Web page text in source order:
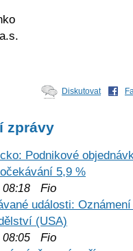
Diskutovat
zprávy
Podnikové
5,9 %
08:18 Fio
události:
(USA)
08:05 Fio